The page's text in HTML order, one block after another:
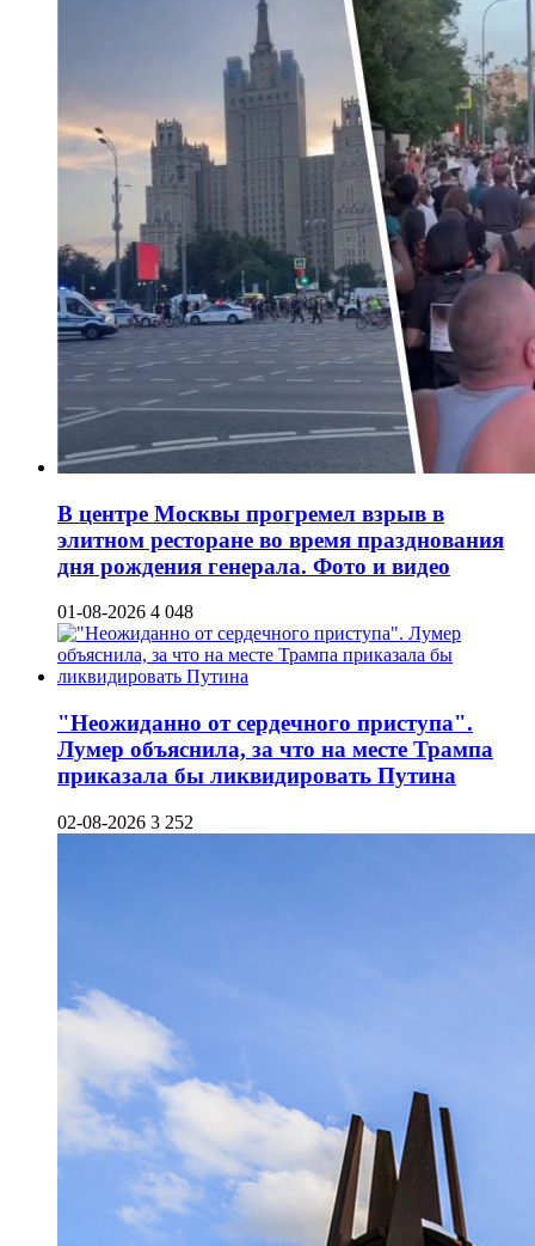
В центре Москвы прогремел взрыв в
элитном ресторане во время празднования
дня рождения генерала. Фото и видео
01-08-2026 4 048
"Неожиданно от сердечного приступа".
Лумер объяснила, за что на месте Трампа
приказала бы ликвидировать Путина
02-08-2026 3 252